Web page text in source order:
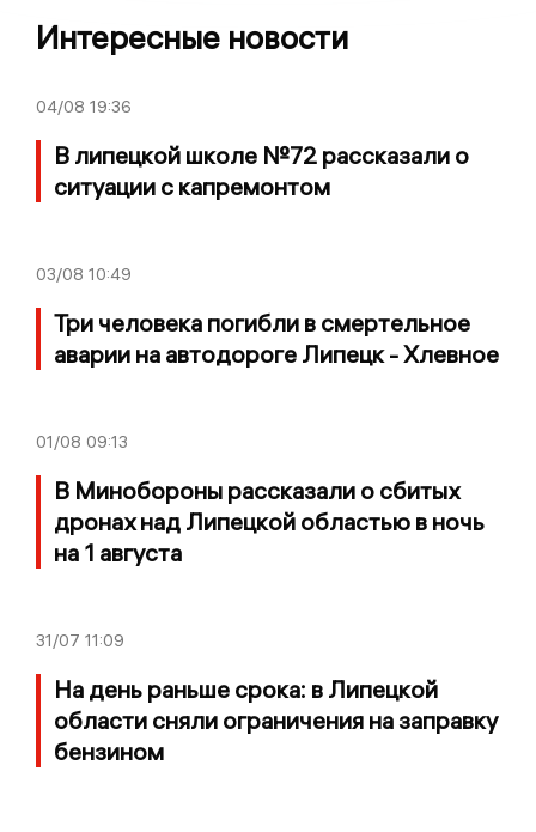
Интересные новости
04/08 19:36
В липецкой школе №72 рассказали о
ситуации с капремонтом
03/08 10:49
Три человека погибли в смертельное
аварии на автодороге Липецк - Хлевное
01/08 09:13
В Минобороны рассказали о сбитых
дронах над Липецкой областью в ночь
на 1 августа
31/07 11:09
На день раньше срока: в Липецкой
области сняли ограничения на заправку
бензином